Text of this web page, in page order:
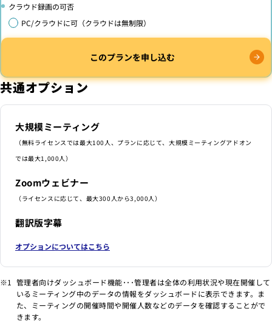
クラウド録画の可否
PC/クラウドに可（クラウドは無制限）
このプランを申し込む
共通オプション
大規模ミーティング
（無料ライセンスでは最大100人、プランに応じて、大規模ミーティングアドオン
では最大1,000人）
Zoomウェビナー
（ライセンスに応じて、最大300人から3,000人）
翻訳版字幕
オプションについてはこちら
管理者向けダッシュボード機能･･･管理者は全体の利用状況や現在開催して
いるミーティング中のデータの情報をダッシュボードに表示できます。ま
た、ミーティングの開催時間や開催人数などのデータを確認することがで
きます。